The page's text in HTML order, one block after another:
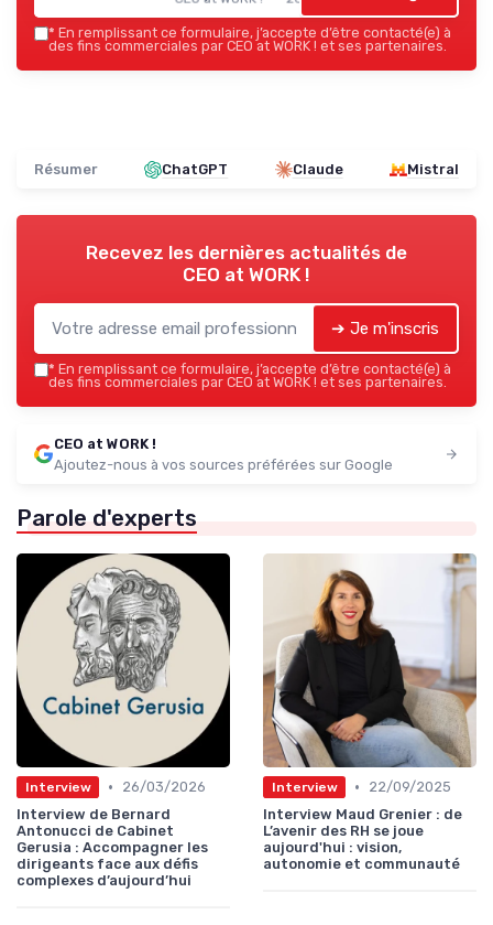
* En remplissant ce formulaire, j’accepte d’être contacté(e) à
des fins commerciales par CEO at WORK ! et ses partenaires.
Résumer ChatGPT Claude Mistral
Recevez les dernières actualités de
CEO at WORK !
➔ Je m'inscris
* En remplissant ce formulaire, j’accepte d’être contacté(e) à
des fins commerciales par CEO at WORK ! et ses partenaires.
CEO at WORK !
Ajoutez-nous à vos sources préférées sur Google
Parole d'experts
Interview •
26/03/2026
Interview de Bernard
Antonucci de Cabinet
Gerusia : Accompagner les
dirigeants face aux défis
complexes d’aujourd’hui
Interview •
22/09/2025
Interview Maud Grenier : de
L’avenir des RH se joue
aujourd'hui : vision,
autonomie et communauté